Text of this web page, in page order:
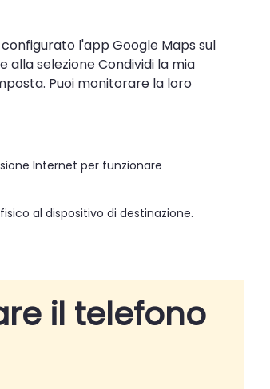
l'app Google Maps sul
alla selezione Condividi la mia
Puoi monitorare la loro
Internet per funzionare
al dispositivo di destinazione.
il telefono